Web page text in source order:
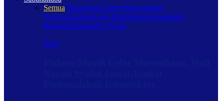
SemuaSabanakaba NagariSabanakaba
PariwaraSabanakaba PendidikanSabanakaba
RantauSabanakaba Wisata
Baru